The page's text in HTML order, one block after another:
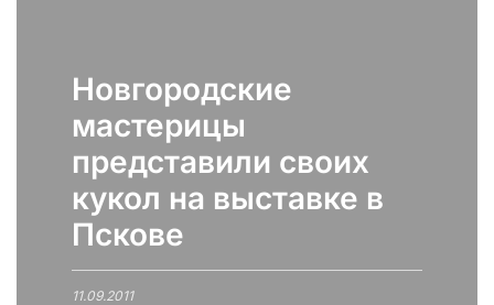
Новгородские
мастерицы
представили своих
кукол на выставке в
Пскове
11.09.2011